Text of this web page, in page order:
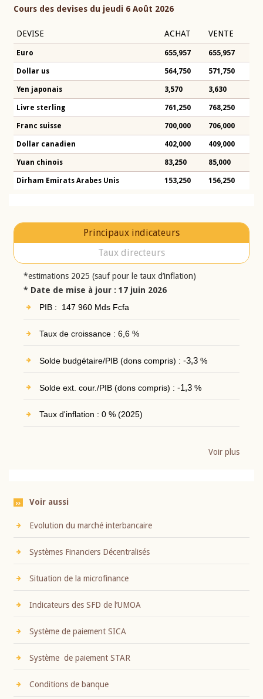
Cours des devises du jeudi 6 Août 2026
DEVISE ACHAT VENTE
Euro 655,957 655,957
Dollar us 564,750 571,750
Yen japonais 3,570 3,630
Livre sterling 761,250 768,250
Franc suisse 700,000 706,000
Dollar canadien 402,000 409,000
Yuan chinois 83,250 85,000
Dirham Emirats Arabes Unis 153,250 156,250
Principaux indicateurs
Taux directeurs
*estimations 2025 (sauf pour le taux d’inflation)
* Date de mise à jour : 17 juin 2026
PIB : 147 960 Mds Fcfa
Taux de croissance : 6,6 %
Solde budgétaire/PIB (dons compris) : -3,3%
Solde ext. cour./PIB (dons compris) : -1,3%
Taux d'inflation : 0 % (2025)
Voir plus
Voir aussi
Evolution du marché interbancaire
Systèmes Financiers Décentralisés
Situation de la microfinance
Indicateurs des SFD de l’UMOA
Système de paiement SICA
Système de paiement STAR
Conditions de banque